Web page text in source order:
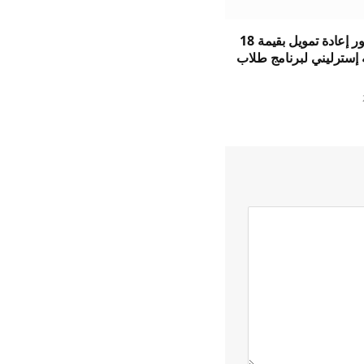
يؤمن المطور إعادة تمويل بقيمة 18
إسترليني لبرنامج طلاب